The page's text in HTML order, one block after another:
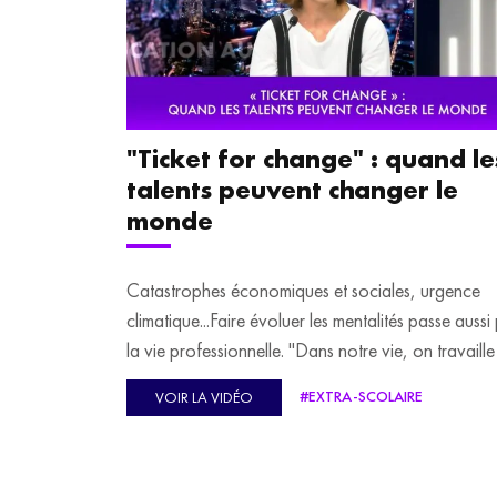
les plus durables. Explications de Mathilde
dans "l'info en +".
"Ticket for change" : quand
talents peuvent changer le
monde
Catastrophes économiques et sociales, urgence
climatique...Faire évoluer les mentalités passe
la vie professionnelle. "Dans notre vie, on travaille
moyenne 80 000, et on est payé pour contribuer à
un projet de société", explique Sophie Delile,
VOIR LA VIDÉO #EXTRA-SCOLAIRE